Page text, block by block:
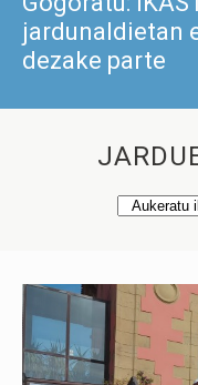
jardunaldietan
dezake parte